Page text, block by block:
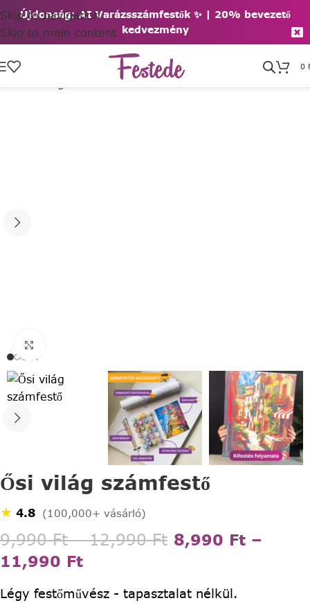
Újdonság: AI Varázsszámfestők ✨ | 20% bevezető
kedvezmény
Skip to navigation
Skip to main content
0
Ősi világ számfestő
★ 4.8 (100,000+ vásárló)
9,990Ft – 12,990Ft 8,990 Ft –
11,990 Ft
Légy festőművész - tapasztalat nélkül.